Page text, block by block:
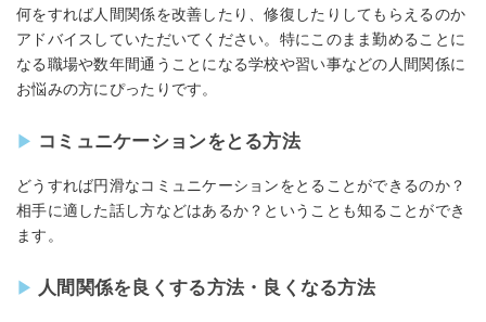
何をすれば人間関係を改善したり、修復したりしてもらえるのか
アドバイスしていただいてください。特にこのまま勤めることに
なる職場や数年間通うことになる学校や習い事などの人間関係に
お悩みの方にぴったりです。
コミュニケーションをとる方法
どうすれば円滑なコミュニケーションをとることができるのか？
相手に適した話し方などはあるか？ということも知ることができ
ます。
人間関係を良くする方法・良くなる方法